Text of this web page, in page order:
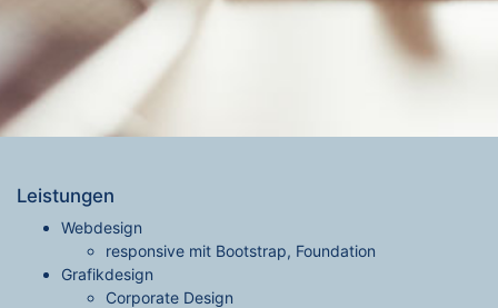
Leistungen
Webdesign
responsive mit Bootstrap, Foundation
Grafikdesign
Corporate Design